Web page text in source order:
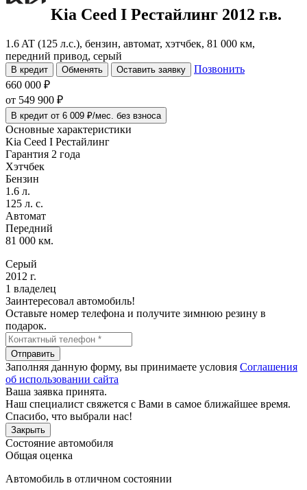
Kia Ceed I Рестайлинг 2012 г.в.
1.6 AT (125 л.с.), бензин, автомат, хэтчбек, 81 000 км,
передний привод, серый
В кредит Обменять Оставить заявку
Позвонить
660 000 ₽
от 549 900 ₽
В кредит от 6 009 ₽/мес. без взноса
Основные характеристики
Kia Ceed I Рестайлинг
Гарантия 2 года
Хэтчбек
Бензин
1.6 л.
125 л. с.
Автомат
Передний
81 000 км.
Серый
2012 г.
1 владелец
Заинтересовал автомобиль!
Оставьте номер телефона и получите зимнюю резину в
подарок.
Отправить
Заполняя данную форму, вы принимаете условия Соглашения
об использовании сайта
Ваша заявка принята.
Наш специалист свяжется с Вами в самое ближайшее время.
Спасибо, что выбрали нас!
Закрыть
Состояние автомобиля
Общая оценка
Автомобиль в отличном состоянии